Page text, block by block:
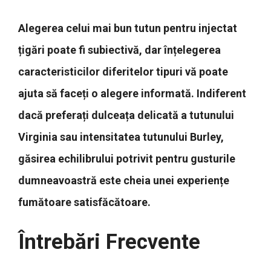
Alegerea celui mai bun tutun pentru injectat
țigări poate fi subiectivă, dar înțelegerea
caracteristicilor diferitelor tipuri vă poate
ajuta să faceți o alegere informată. Indiferent
dacă preferați dulceața delicată a tutunului
Virginia sau intensitatea tutunului Burley,
găsirea echilibrului potrivit pentru gusturile
dumneavoastră este cheia unei experiențe
fumătoare satisfăcătoare.
Întrebări Frecvente